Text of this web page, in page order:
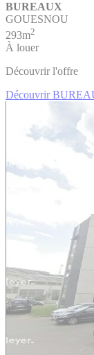
BUREAUX
GOUESNOU
293m2
À louer
Découvrir l'offre
Découvrir